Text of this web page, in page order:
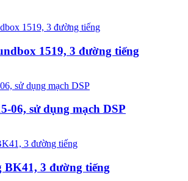
1519, 3 đường tiếng
06, sử dụng mạch DSP
BK41, 3 đường tiếng